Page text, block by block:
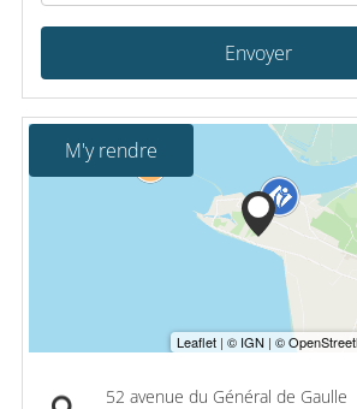
Envoyer
M'y rendre
52 avenue du Général de Gaulle